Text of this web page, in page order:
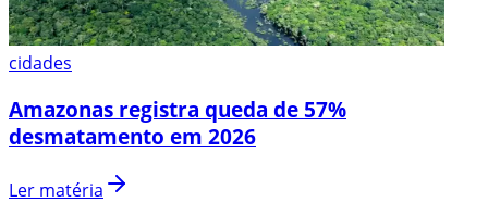
cidades
Amazonas registra queda de 57%
desmatamento em 2026
Ler matéria